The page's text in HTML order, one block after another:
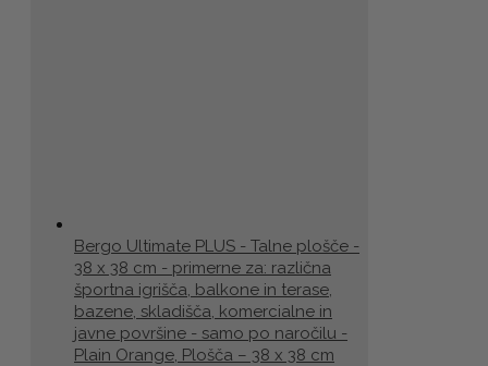
Bergo Ultimate PLUS - Talne plošče -
38 x 38 cm - primerne za: različna
športna igrišča, balkone in terase,
bazene, skladišča, komercialne in
javne površine - samo po naročilu -
Plain Orange, Plošča – 38 x 38 cm